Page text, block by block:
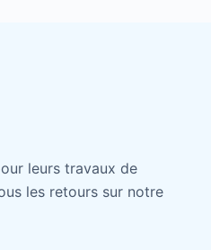
leurs travaux de
les retours sur notre